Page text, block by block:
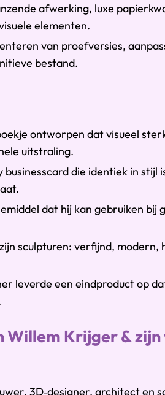
afwerking, luxe
elementen.
van proefversies,
bestand.
ontworpen dat visueel
uitstraling.
die identiek in stijl
dat hij kan gebruiken bij
sculpturen: verfijnd, modern,
leverde een eindproduct op
Willem Krijger &
3D‑designer, architect en